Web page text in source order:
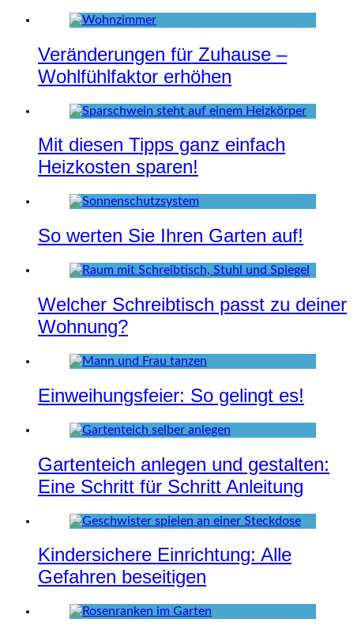
Veränderungen für Zuhause –
Wohlfühlfaktor erhöhen
Mit diesen Tipps ganz einfach
Heizkosten sparen!
So werten Sie Ihren Garten auf!
Welcher Schreibtisch passt zu deiner
Wohnung?
Einweihungsfeier: So gelingt es!
Gartenteich anlegen und gestalten:
Eine Schritt für Schritt Anleitung
Kindersichere Einrichtung: Alle
Gefahren beseitigen